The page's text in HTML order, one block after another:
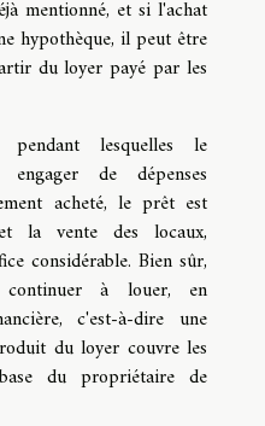
mentionné, et si l'achat
hypothèque, il peut être
du loyer payé par les
pendant lesquelles le
de dépenses
acheté, le prêt est
la vente des locaux,
considérable. Bien sûr,
continuer à louer, en
c'est-à-dire une
du loyer couvre les
du propriétaire de